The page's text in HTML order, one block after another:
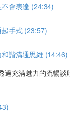
會表達 (24:34)
手式 (23:57)
諧溝通思維 (14:46)
過充滿魅力的流暢